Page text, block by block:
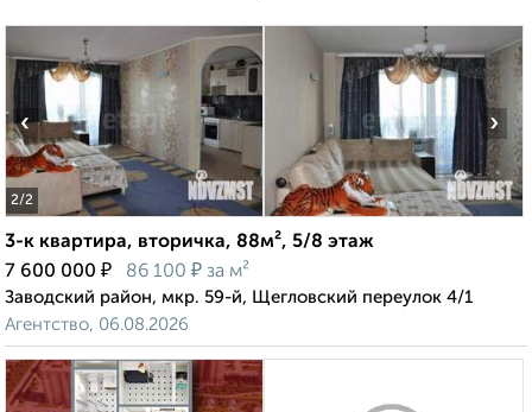
2/2
‹ ›
3-к квартира, вторичка, 88м², 5/8 этаж
7 600 000 ₽ 86 100 ₽ за м²
Заводский район, мкр. 59-й, Щегловский переулок 4/1
Агентство, 06.08.2026